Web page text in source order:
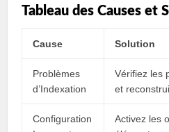
Tableau des Causes et
Cause Solution
Problèmes
d’Indexation
Vérifiez les
et
Configuration
Activez les